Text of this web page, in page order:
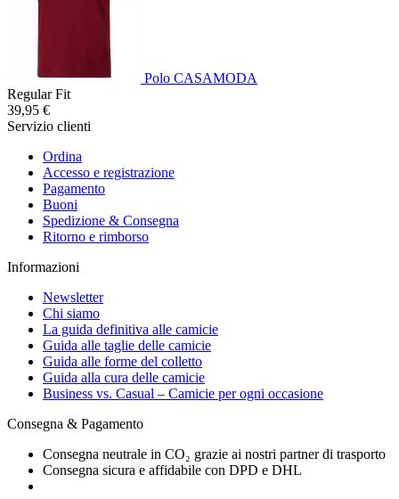
Polo CASAMODA
Regular Fit
39,95 €
Servizio clienti
Ordina
Accesso e registrazione
Pagamento
Buoni
Spedizione & Consegna
Ritorno e rimborso
Informazioni
Newsletter
Chi siamo
La guida definitiva alle camicie
Guida alle taglie delle camicie
Guida alle forme del colletto
Guida alla cura delle camicie
Business vs. Casual – Camicie per ogni occasione
Consegna & Pagamento
Consegna neutrale in CO₂ grazie ai nostri partner di trasporto
Consegna sicura e affidabile con DPD e DHL